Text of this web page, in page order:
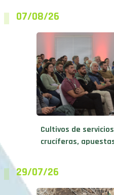
07/08/26
Cultivos de
crucíferas,
29/07/26